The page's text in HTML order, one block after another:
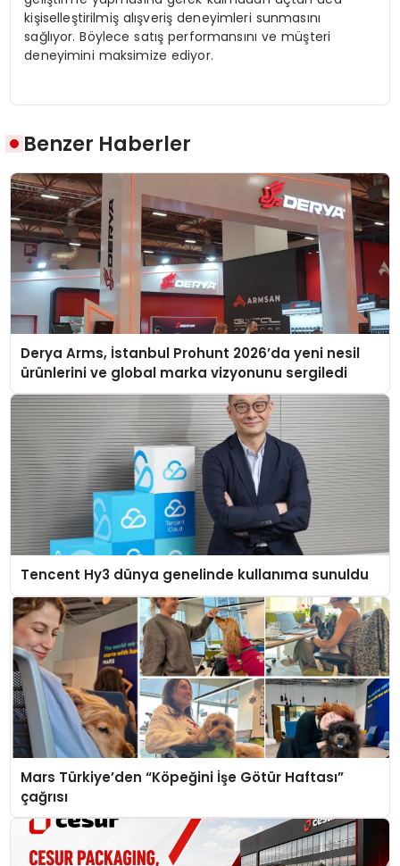
kişiselleştirilmiş alışveriş deneyimleri sunmasını
sağlıyor. Böylece satış performansını ve müşteri
deneyimini maksimize ediyor.
Benzer Haberler
Derya Arms, İstanbul Prohunt 2026’da yeni nesil
ürünlerini ve global marka vizyonunu sergiledi
Tencent Hy3 dünya genelinde kullanıma sunuldu
Mars Türkiye’den “Köpeğini İşe Götür Haftası”
çağrısı